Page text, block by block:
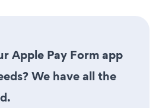
Apple Pay Form app
We have all the